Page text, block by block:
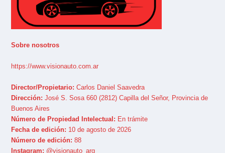
Sobre nosotros
https://www.visionauto.com.ar
Director/Propietario: Carlos Daniel Saavedra
Dirección: José S. Sosa 660 (2812) Capilla del Señor, Provincia de
Buenos Aires
Número de Propiedad Intelectual: En trámite
Fecha de edición: 10 de agosto de 2026
Número de edición: 88
Instagram: @visionauto_arg